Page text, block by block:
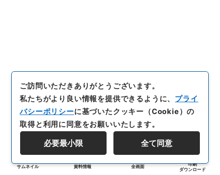
サムネイル 資料情報 全画面
印刷
ダウンロード
ご訪問いただきありがとうございます。
私たちがより良い情報を提供できるように、 プライ
バシーポリシーに基づいたクッキー（Cookie）の
取得と利用に同意をお願いいたします。
必要最小限 全て同意